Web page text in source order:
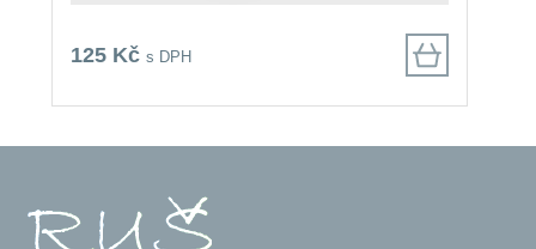
125 Kč s DPH